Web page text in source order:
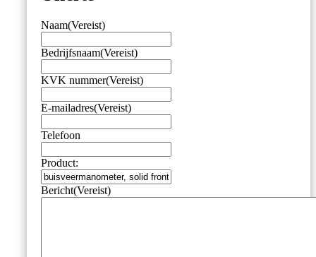
Naam(Vereist)
Bedrijfsnaam(Vereist)
KVK nummer(Vereist)
E-mailadres(Vereist)
Telefoon
Product:
Bericht(Vereist)